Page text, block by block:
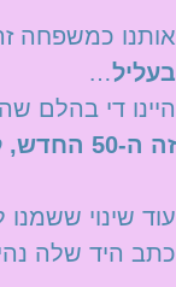
אותנו כמשפחה
בעליל…
היינו די בהלם
זה ה-50 החדש, לא…??!!
עוד שינוי
כתב היד שלה